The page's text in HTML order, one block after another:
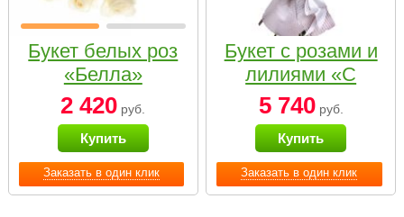
Заказать в один клик
Букет белых роз
«Белла»
2 420 руб.
Купить
Заказать в один клик
Букет с розами и
лилиями «С
наилучшими
пожеланиями»
5 740руб.
Купить